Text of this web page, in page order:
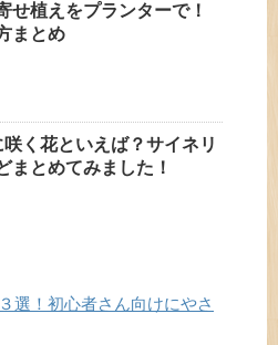
せ植えをプランターで！
まとめ
く花といえば？サイネリ
まとめてみました！
選！初心者さん向けにやさ